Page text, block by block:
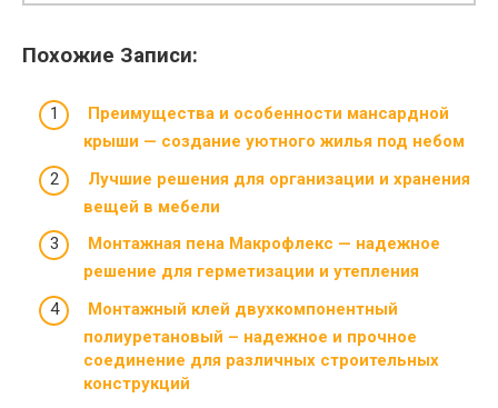
Похожие Записи:
Преимущества и особенности мансардной
крыши — создание уютного жилья под небом
Лучшие решения для организации и хранения
вещей в мебели
Монтажная пена Макрофлекс — надежное
решение для герметизации и утепления
Монтажный клей двухкомпонентный
полиуретановый – надежное и прочное
соединение для различных строительных
конструкций